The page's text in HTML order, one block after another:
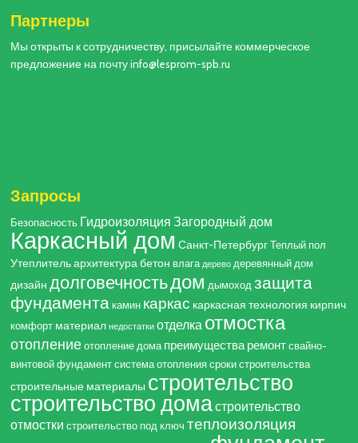
Партнеры
Мы открыты к сотрудничеству, присылайте коммерческое
предложение на почту info@lesprom-spb.ru
Запросы
Безопасность Гидроизоляция Загородный дом
Каркасный дом Санкт-Петербург Теплый пол
Утеплительархитектурабетон влага дерево деревянный дом
дизайн долговечностьдом дымоход защита
фундамента камин каркас каркасная технология кирпич
комфорт материал недостатки отделка отмостка
отопление отопление дома преимуществаремонт свайно-
винтовой фундамент система отопления сроки строительства
строительные материалы строительство
строительство домастроительство
отмостки строительство под ключ теплоизоляция